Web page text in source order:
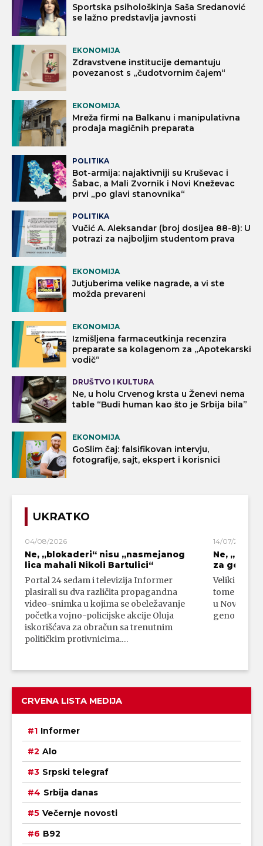
Sportska psihološkinja Saša Sredanović
se lažno predstavlja javnosti
EKONOMIJA
Zdravstvene institucije demantuju
povezanost s „čudotvornim čajem“
EKONOMIJA
Mreža firmi na Balkanu i manipulativna
prodaja magičnih preparata
POLITIKA
Bot-armija: najaktivniji su Kruševac i
Šabac, a Mali Zvornik i Novi Kneževac
prvi „po glavi stanovnika“
POLITIKA
Vučić A. Aleksandar (broj dosijea 88-8): U
potrazi za najboljim studentom prava
EKONOMIJA
Jutjuberima velike nagrade, a vi ste
možda prevareni
EKONOMIJA
Izmišljena farmaceutkinja recenzira
preparate sa kolagenom za „Apotekarski
vodič“
DRUŠTVO I KULTURA
Ne, u holu Crvenog krsta u Ženevi nema
table “Budi human kao što je Srbija bila”
EKONOMIJA
GoSlim čaj: falsifikovan intervju,
fotografije, sajt, ekspert i korisnici
UKRATKO
04/08/2026
Ne, „blokaderi“ nisu „nasmejanog
lica mahali Nikoli Bartulici“
Portal 24 sedam i televizija Informer
plasirali su dva različita propagandna
video-snimka u kojima se obeležavanje
početka vojno-policijske akcije Oluja
iskorišćava za obračun sa trenutnim
političkim protivnicima.…
14/07/2026
Ne,
za
Veliki broj
tome da su
u Novom
genocidni
CRVENA LISTA MEDIJA
Informer
Alo
Srpski telegraf
Srbija danas
Večernje novosti
B92